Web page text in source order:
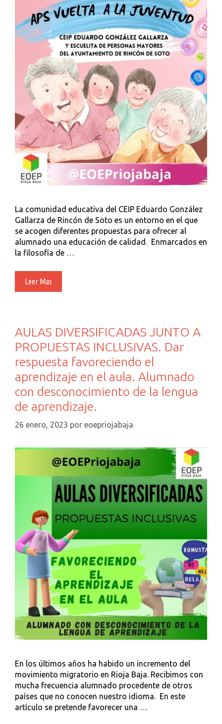
La comunidad educativa del CEIP Eduardo González
Gallarza de Rincón de Soto es un entorno en el que
se acogen diferentes propuestas para ofrecer al
alumnado una educación de calidad. Enmarcados en
la filosofía de …
Leer Mas
Servicio
La
Juventud
AULAS DIVERSIFICADAS JUNTO A
PROPUESTAS INCLUSIVAS. Dar
respuesta favoreciendo el
aprendizaje en el aula. Alumnado
con desconocimiento de la lengua
de aprendizaje.
26 enero, 2023 por eoepriojabaja
En los últimos años ha habido un incremento del
movimiento migratorio en Rioja Baja. Recibimos con
mucha frecuencia alumnado procedente de otros
países que no conocen nuestro idioma. En este
artículo se pretende favorecer una …